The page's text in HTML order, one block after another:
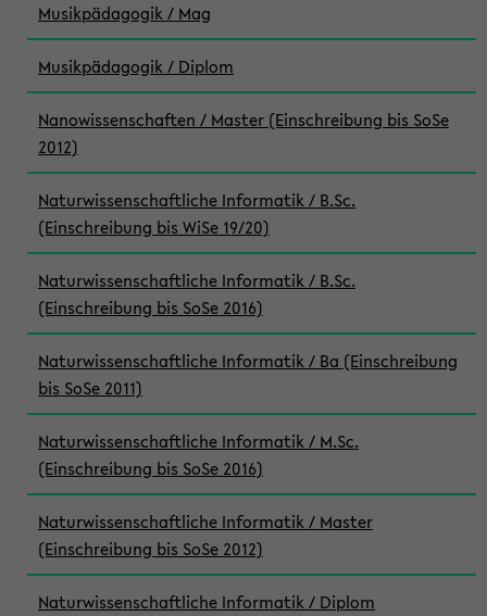
Musikpädagogik / Mag
Musikpädagogik / Diplom
Nanowissenschaften / Master (Einschreibung bis SoSe
2012)
Naturwissenschaftliche Informatik / B.Sc.
(Einschreibung bis WiSe 19/20)
Naturwissenschaftliche Informatik / B.Sc.
(Einschreibung bis SoSe 2016)
Naturwissenschaftliche Informatik / Ba (Einschreibung
bis SoSe 2011)
Naturwissenschaftliche Informatik / M.Sc.
(Einschreibung bis SoSe 2016)
Naturwissenschaftliche Informatik / Master
(Einschreibung bis SoSe 2012)
Naturwissenschaftliche Informatik / Diplom